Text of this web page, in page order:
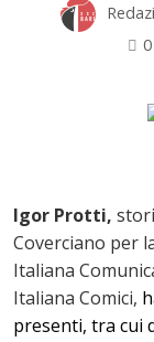
Igor Protti,
Coverciano per
Italiana
Italiana Comici,
presenti, tra cui